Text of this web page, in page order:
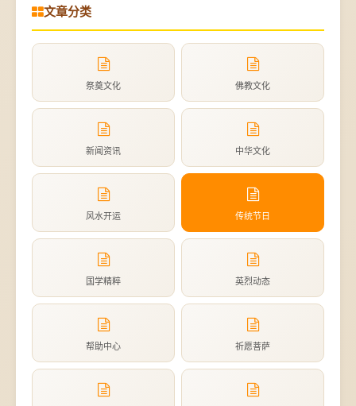
文章分类
祭奠文化 佛教文化
新闻资讯 中华文化
风水开运 传统节日
国学精粹 英烈动态
帮助中心 祈愿菩萨